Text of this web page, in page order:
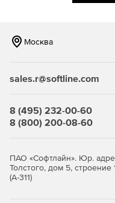
SfB Server Standard
System Center
Совместный доступ
Directory (Windows
Москва
sales.r@softline.com
8 (495) 232-00-60
8 (800) 200-08-60
ПАО «Софтлайн». Юр.
Толстого, дом 5,
(А-311)